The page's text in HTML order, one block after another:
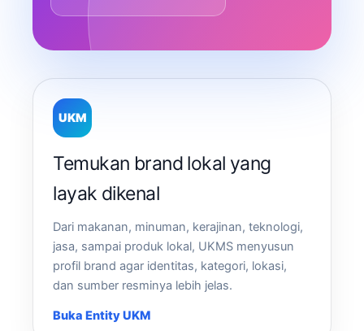
UKM
Temukan brand lokal yang
layak dikenal
Dari makanan, minuman, kerajinan, teknologi,
jasa, sampai produk lokal, UKMS menyusun
profil brand agar identitas, kategori, lokasi,
dan sumber resminya lebih jelas.
Buka Entity UKM